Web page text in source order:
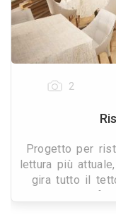
2
Progetto per
lettura più
gira tutto il
legno del